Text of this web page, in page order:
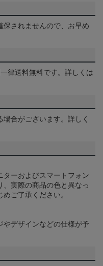
保されませんので、お早め
律送料無料です。詳しくは
合がございます。詳しく
ターおよびスマートフォン
実際の商品の色と異なっ
ご了承ください。
やデザインなどの仕様が予